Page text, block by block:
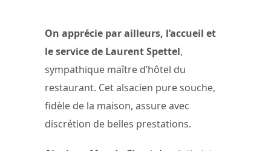
On apprécie par ailleurs, l’accueil et
le service de Laurent Spettel,
sympathique maître d’hôtel du
restaurant. Cet alsacien pure souche,
fidèle de la maison, assure avec
discrétion de belles prestations.